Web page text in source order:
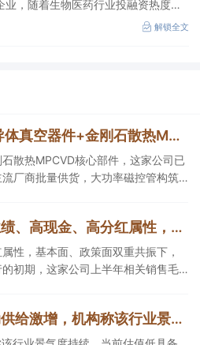
，随着生物医药行业投融资热度企
拐点值得期待。
解锁全文
【风口研报·公司】半导体真空器件+金刚石散热MPCVD核心部件，这家公司实现对北方华创、新凯来等厂商批量供货，大功率磁控管助力AI散热；这家造船龙头稀缺产能扩张与高价值订单兼具，远期业绩弹性持续增强
散热MPCVD核心部件，这家公司已
厂商批量供货，大功率磁控管构筑
【电报解读】兼具高业绩、高现金、高分红属性，基本面、政策面双重共振下，该行业已处于新一轮周期上行的初期，这家公司上半年相关销售毛利逼近20亿元
性，基本面、政策面双重共振下，
初期，这家公司上半年相关销售毛
【盘中宝】AI浪潮推动供给激增，机构称该行业景气度持续，当前估值低具备较高配置性价比，这家企业重点产品即将发布